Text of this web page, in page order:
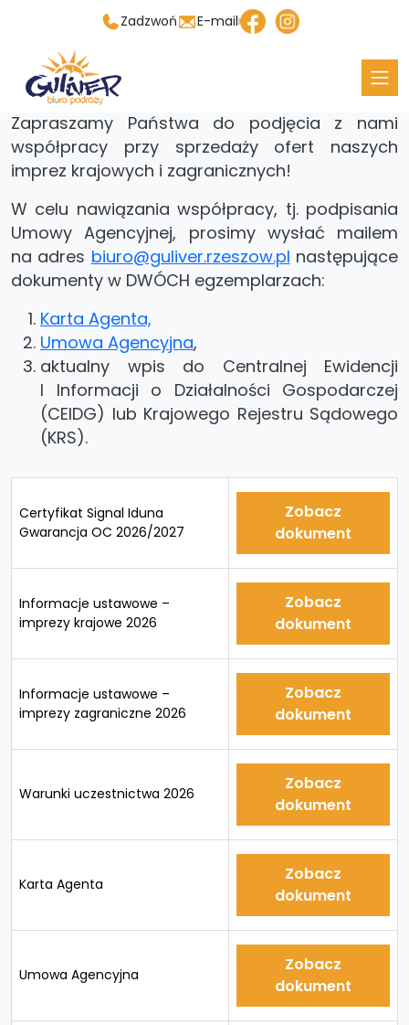
Zadzwoń E-mail
Nawiązanie współpracy
Zapraszamy Państwa do podjęcia z nami
współpracy przy sprzedaży ofert naszych
imprez krajowych i zagranicznych!
W celu nawiązania współpracy, tj. podpisania
Umowy Agencyjnej, prosimy wysłać mailem
na adres biuro@guliver.rzeszow.pl następujące
dokumenty w DWÓCH egzemplarzach:
Karta Agenta,
Umowa Agencyjna,
aktualny wpis do Centralnej Ewidencji
I Informacji o Działalności Gospodarczej
(CEIDG) lub Krajowego Rejestru Sądowego
(KRS).
Certyfikat Signal Iduna
Gwarancja OC 2026/2027
Zobacz
dokument
Informacje ustawowe –
imprezy krajowe 2026
Zobacz
dokument
Informacje ustawowe –
imprezy zagraniczne 2026
Zobacz
dokument
Warunki uczestnictwa 2026
Zobacz
dokument
Karta Agenta
Zobacz
dokument
Umowa Agencyjna
Zobacz
dokument